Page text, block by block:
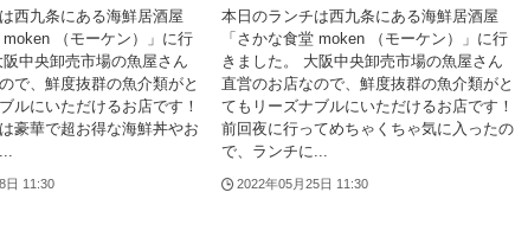
西九条にある海鮮居酒屋
（モーケン）」に行
中央卸売市場の魚屋さん
で、鮮度抜群の魚介類がと
ルにいただけるお店です！
豪華で超お得な海鮮丼やお
日 11:30
本日のランチは西九条にある海鮮居酒屋
「さかな食堂 moken （モーケン）」に行
きました。 大阪中央卸売市場の魚屋さん
直営のお店なので、鮮度抜群の魚介類がと
てもリーズナブルにいただけるお店です！
前回夜に行ってめちゃくちゃ気に入ったの
で、ランチに...
2022年05月25日 11:30